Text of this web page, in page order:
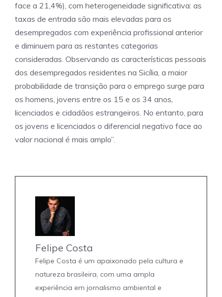
face a 21,4%), com heterogeneidade significativa: as
taxas de entrada são mais elevadas para os
desempregados com experiência profissional anterior
e diminuem para as restantes categorias
consideradas. Observando as características pessoais
dos desempregados residentes na Sicília, a maior
probabilidade de transição para o emprego surge para
os homens, jovens entre os 15 e os 34 anos,
licenciados e cidadãos estrangeiros. No entanto, para
os jovens e licenciados o diferencial negativo face ao
valor nacional é mais amplo”.
Felipe Costa
Felipe Costa é um apaixonado pela cultura e
natureza brasileira, com uma ampla
experiência em jornalismo ambiental e